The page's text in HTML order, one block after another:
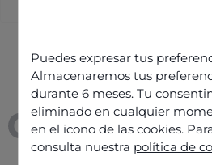
Puedes expresar tus
Almacenaremos tus
durante 6 meses. Tu
eliminado en cualquier
en el icono de las cookies.
consulta nuestra política de